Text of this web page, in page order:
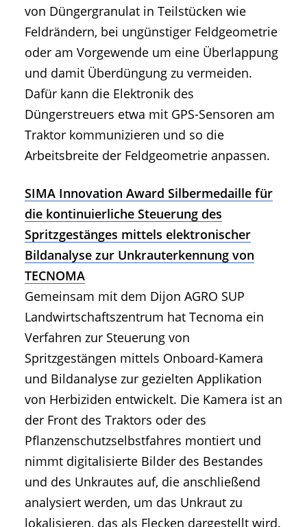
von Düngergranulat in Teilstücken wie
Feldrändern, bei ungünstiger Feldgeometrie
oder am Vorgewende um eine Überlappung
und damit Überdüngung zu vermeiden.
Dafür kann die Elektronik des
Düngerstreuers etwa mit GPS-Sensoren am
Traktor kommunizieren und so die
Arbeitsbreite der Feldgeometrie anpassen.
SIMA Innovation Award Silbermedaille für
die kontinuierliche Steuerung des
Spritzgestänges mittels elektronischer
Bildanalyse zur Unkrauterkennung von
TECNOMA
Gemeinsam mit dem Dijon AGRO SUP
Landwirtschaftszentrum hat Tecnoma ein
Verfahren zur Steuerung von
Spritzgestängen mittels Onboard-Kamera
und Bildanalyse zur gezielten Applikation
von Herbiziden entwickelt. Die Kamera ist an
der Front des Traktors oder des
Pflanzenschutzselbstfahres montiert und
nimmt digitalisierte Bilder des Bestandes
und des Unkrautes auf, die anschließend
analysiert werden, um das Unkraut zu
lokalisieren, das als Flecken dargestellt wird.